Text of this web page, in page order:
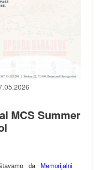
MCS Summer
da
Memorijalni